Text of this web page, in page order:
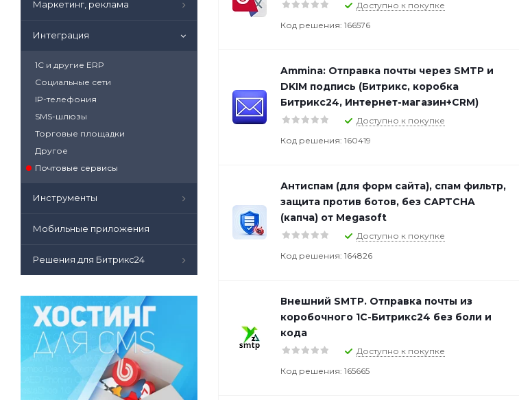
Доступно к покупке
Код решения: 166576
Ammina: Отправка почты через SMTP и
DKIM подпись (Битрикс, коробка
Битрикс24, Интернет-магазин+CRM)
Доступно к покупке
Код решения: 160419
Антиспам (для форм сайта), спам фильтр,
защита против ботов, без CAPTCHA
(капча) от Megasoft
Доступно к покупке
Код решения: 164826
Внешний SMTP. Отправка почты из
коробочного 1C-Битрикс24 без боли и
кода
Доступно к покупке
Код решения: 165665
Маркетинг, реклама
Интеграция
1С и другие ERP
Социальные сети
IP-телефония
SMS-шлюзы
Торговые площадки
Другое
Почтовые сервисы
Инструменты
Мобильные приложения
Решения для Битрикс24